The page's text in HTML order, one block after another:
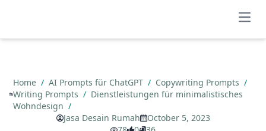
Home / AI Prompts für ChatGPT / Copywriting Prompts /
Writing Prompts / Dienstleistungen für minimalistisches
Wohndesign /
Jasa Desain Rumah
October 5, 2023